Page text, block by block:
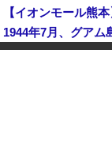
1944年7月、グアム